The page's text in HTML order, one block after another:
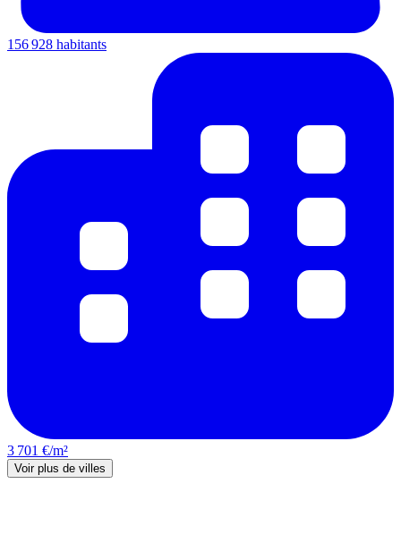
156 928 habitants
3 701 €/m²
Voir plus de villes